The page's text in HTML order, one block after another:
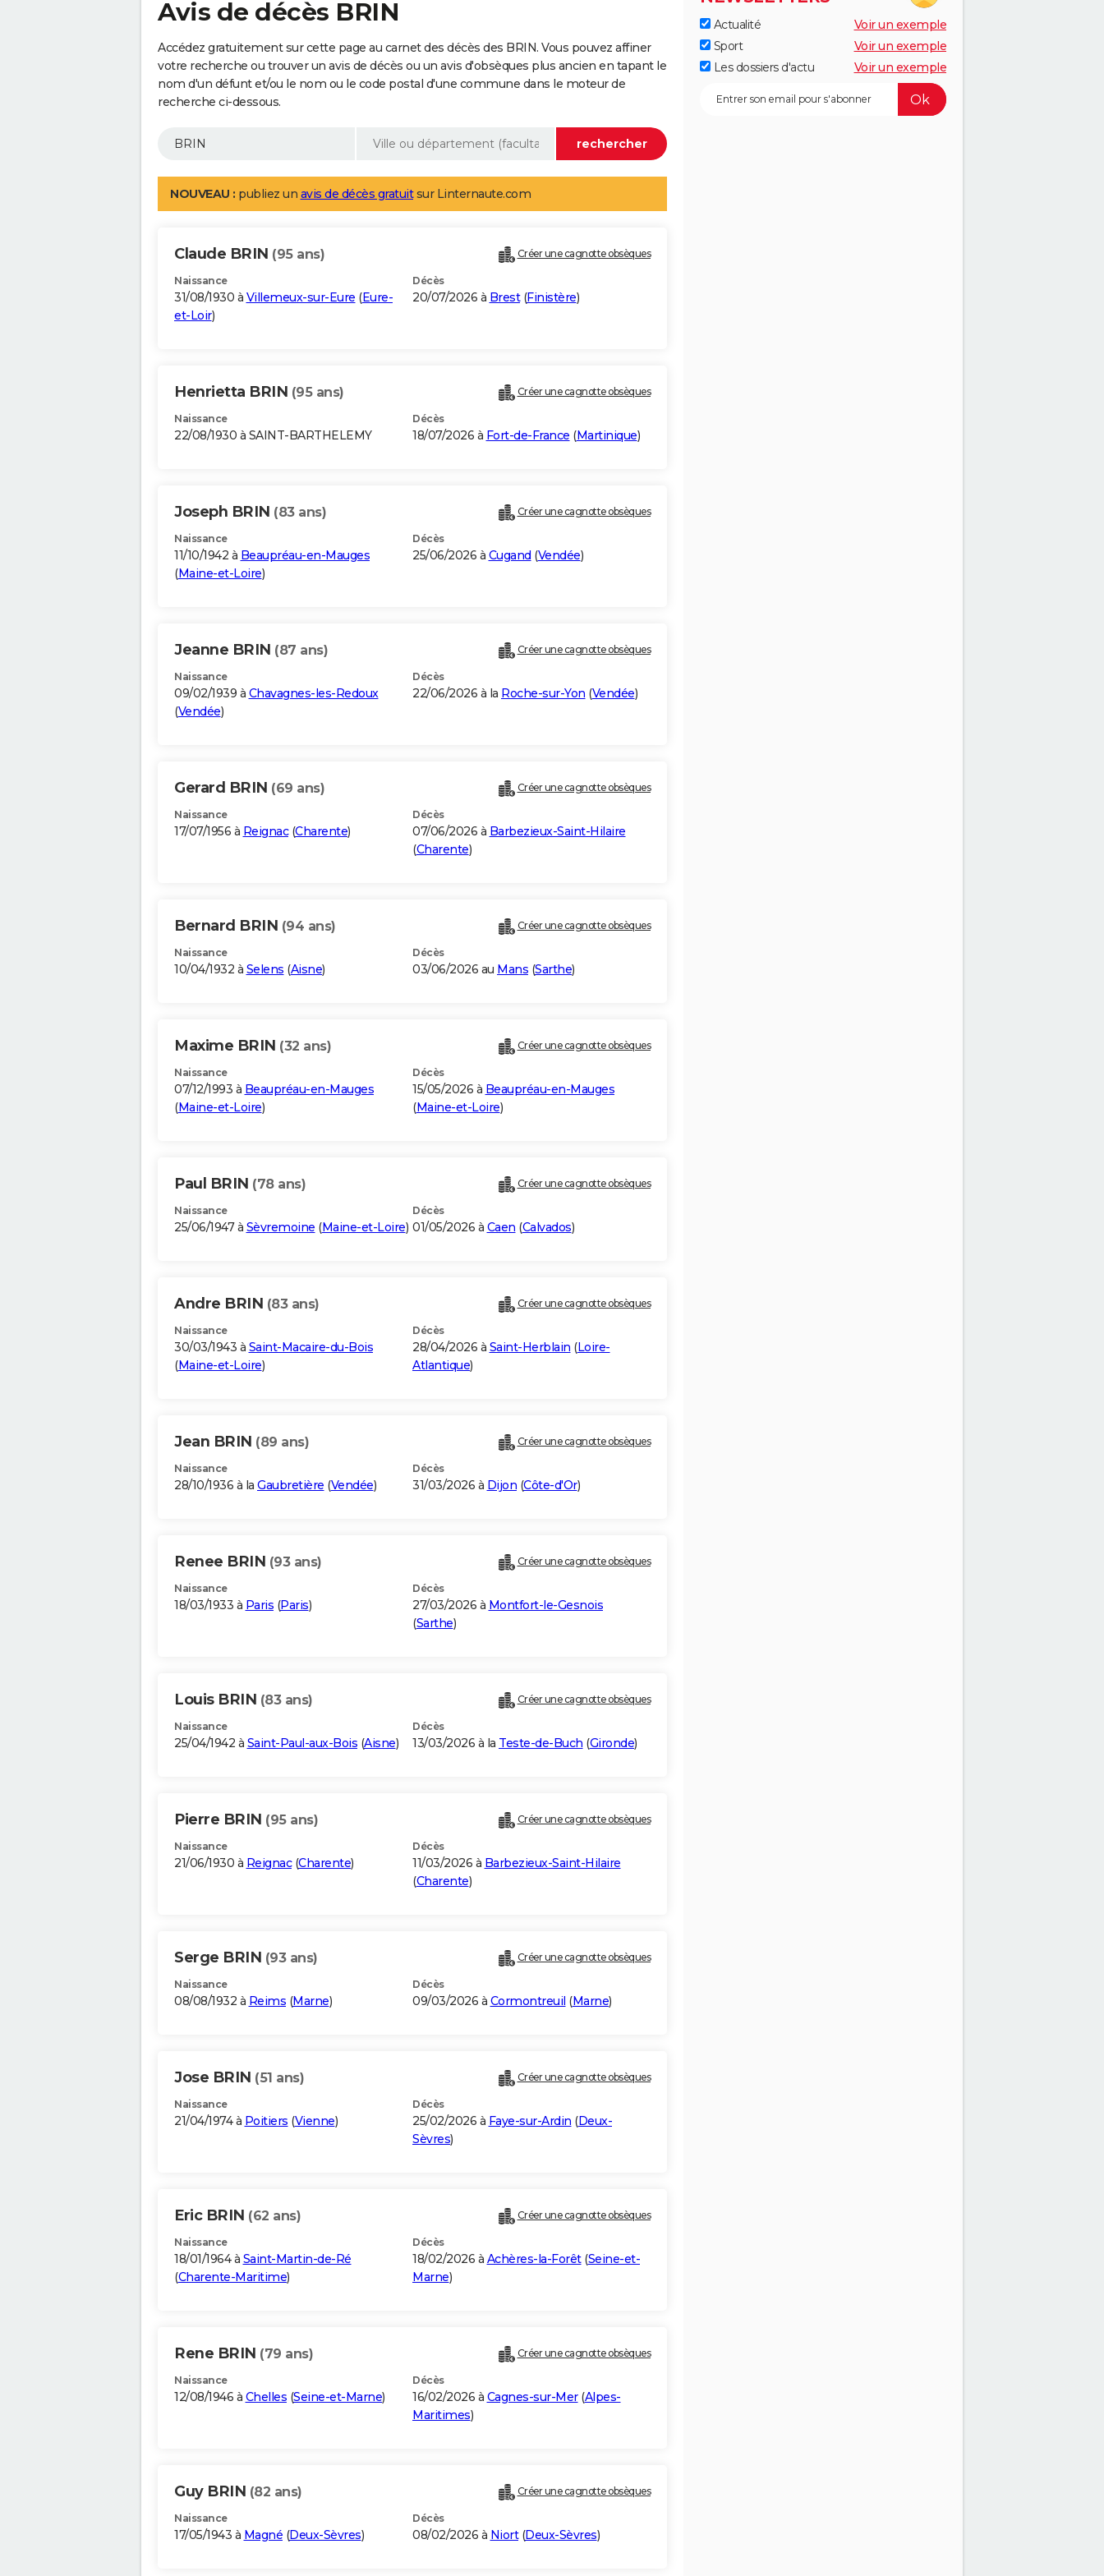
Avis de décès BRIN
Accédez gratuitement sur cette page au carnet des décès des BRIN. Vous pouvez affiner
votre recherche ou trouver un avis de décès ou un avis d'obsèques plus ancien en tapant le
nom d'un défunt et/ou le nom ou le code postal d'une commune dans le moteur de
recherche ci-dessous.
NOUVEAU : publiez un avis de décès gratuitsur Linternaute.com
Claude BRIN (95 ans) Créer une cagnotte obsèques
Naissance
31/08/1930 à Villemeux-sur-Eure (Eure-
et-Loir)
Décès
20/07/2026 à Brest(Finistère)
Henrietta BRIN (95 ans) Créer une cagnotte obsèques
Naissance
22/08/1930 à SAINT-BARTHELEMY
Décès
18/07/2026 à Fort-de-France (Martinique)
Joseph BRIN (83 ans) Créer une cagnotte obsèques
Naissance
11/10/1942 à Beaupréau-en-Mauges
(Maine-et-Loire)
Décès
25/06/2026 à Cugand (Vendée)
Jeanne BRIN (87 ans) Créer une cagnotte obsèques
Naissance
09/02/1939 à Chavagnes-les-Redoux
(Vendée)
Décès
22/06/2026 à la Roche-sur-Yon (Vendée)
Gerard BRIN (69 ans) Créer une cagnotte obsèques
Naissance
17/07/1956 à Reignac(Charente)
Décès
07/06/2026 à Barbezieux-Saint-Hilaire
(Charente)
Bernard BRIN (94 ans) Créer une cagnotte obsèques
Naissance
10/04/1932 à Selens (Aisne)
Décès
03/06/2026 au Mans (Sarthe)
Maxime BRIN (32 ans) Créer une cagnotte obsèques
Naissance
07/12/1993 à Beaupréau-en-Mauges
(Maine-et-Loire)
Décès
15/05/2026 à Beaupréau-en-Mauges
(Maine-et-Loire)
Paul BRIN (78 ans) Créer une cagnotte obsèques
Naissance
25/06/1947 à Sèvremoine (Maine-et-Loire)
Décès
01/05/2026 à Caen (Calvados)
Andre BRIN (83 ans) Créer une cagnotte obsèques
Naissance
30/03/1943 à Saint-Macaire-du-Bois
(Maine-et-Loire)
Décès
28/04/2026 à Saint-Herblain (Loire-
Atlantique)
Jean BRIN (89 ans) Créer une cagnotte obsèques
Naissance
28/10/1936 à la Gaubretière (Vendée)
Décès
31/03/2026 à Dijon (Côte-d'Or)
Renee BRIN (93 ans) Créer une cagnotte obsèques
Naissance
18/03/1933 à Paris (Paris)
Décès
27/03/2026 à Montfort-le-Gesnois
(Sarthe)
Louis BRIN (83 ans) Créer une cagnotte obsèques
Naissance
25/04/1942 à Saint-Paul-aux-Bois (Aisne)
Décès
13/03/2026 à la Teste-de-Buch (Gironde)
Pierre BRIN (95 ans) Créer une cagnotte obsèques
Naissance
21/06/1930 à Reignac(Charente)
Décès
11/03/2026 à Barbezieux-Saint-Hilaire
(Charente)
Serge BRIN (93 ans) Créer une cagnotte obsèques
Naissance
08/08/1932 à Reims (Marne)
Décès
09/03/2026 à Cormontreuil (Marne)
Jose BRIN (51 ans) Créer une cagnotte obsèques
Naissance
21/04/1974 à Poitiers (Vienne)
Décès
25/02/2026 à Faye-sur-Ardin (Deux-
Sèvres)
Eric BRIN (62 ans) Créer une cagnotte obsèques
Naissance
18/01/1964 à Saint-Martin-de-Ré
(Charente-Maritime)
Décès
18/02/2026 à Achères-la-Forêt(Seine-et-
Marne)
Rene BRIN (79 ans) Créer une cagnotte obsèques
Naissance
12/08/1946 à Chelles (Seine-et-Marne)
Décès
16/02/2026 à Cagnes-sur-Mer(Alpes-
Maritimes)
Guy BRIN (82 ans) Créer une cagnotte obsèques
Naissance
17/05/1943 à Magné (Deux-Sèvres)
Décès
08/02/2026 à Niort(Deux-Sèvres)
Actualité
Voir un exemple
Sport
Voir un exemple
Les dossiers d'actu
Voir un exemple